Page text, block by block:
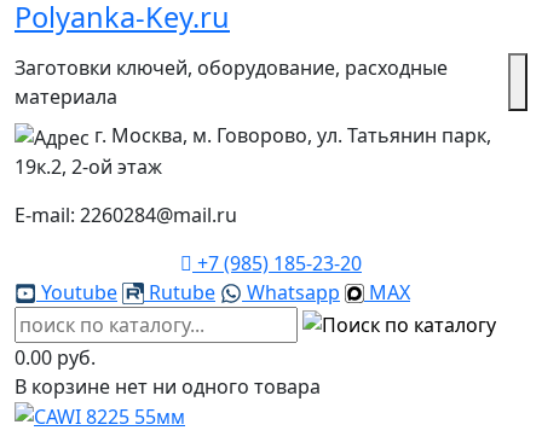
Polyanka-Key.ru
Заготовки ключей, оборудование, расходные
материала
г. Москва, м. Говорово, ул. Татьянин парк,
19к.2, 2-ой этаж
E-mail: 2260284@mail.ru
+7 (985) 185-23-20
Youtube
Rutube Whatsapp MAX
0.00 руб.
В корзине нет ни одного товара